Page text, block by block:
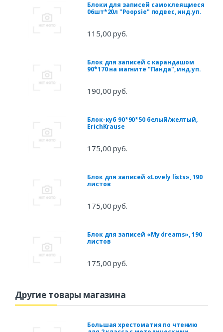
Блоки для записей самоклеящиеся
06шт*20л "Poopsie" подвес, инд.уп.
115,00 руб.
Блок для записей с карандашом
90*170 на магните "Панда", инд.уп.
190,00 руб.
Блок-куб 90*90*50 белый/желтый,
ErichKrause
175,00 руб.
Блок для записей «Lovely lists», 190
листов
175,00 руб.
Блок для записей «My dreams», 190
листов
175,00 руб.
Другие товары магазина
Большая хрестоматия по чтению